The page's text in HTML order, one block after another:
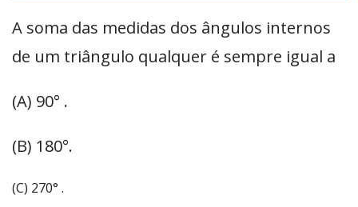
A soma das medidas dos ângulos internos
de um triângulo qualquer é sempre igual a
(A) 90° .
(B) 180°.
(C) 270° .